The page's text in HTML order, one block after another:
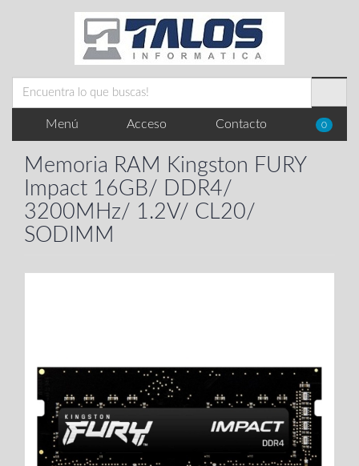
Menú Acceso Contacto 0
Memoria RAM Kingston FURY
Impact 16GB/ DDR4/
3200MHz/ 1.2V/ CL20/
SODIMM